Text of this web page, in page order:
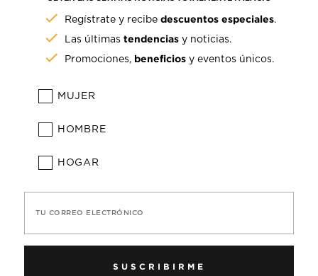
Regístrate y recibedescuentos especiales.
Las últimastendencias y noticias.
Promociones, beneficios y eventos únicos.
MUJER
HOMBRE
HOGAR
TU CORREO ELECTRÓNICO
SUSCRIBIRME